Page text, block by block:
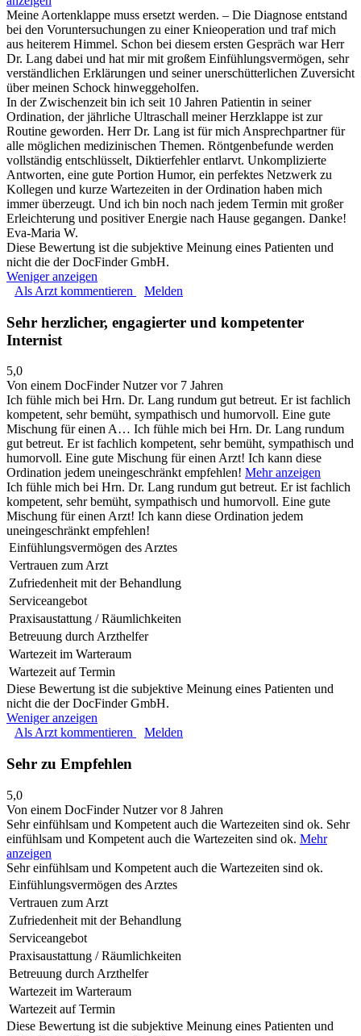
Meine Aortenklappe muss ersetzt werden. – Die Diagnose entstand
bei den Voruntersuchungen zu einer Knieoperation und traf mich
aus heiterem Himmel. Schon bei diesem ersten Gespräch war Herr
Dr. Lang dabei und hat mir mit großem Einfühlungsvermögen, sehr
verständlichen Erklärungen und seiner unerschütterlichen Zuversicht
über meinen Schock hinweggeholfen.
In der Zwischenzeit bin ich seit 10 Jahren Patientin in seiner
Ordination, der jährliche Ultraschall meiner Herzklappe ist zur
Routine geworden. Herr Dr. Lang ist für mich Ansprechpartner für
alle möglichen medizinischen Themen. Röntgenbefunde werden
vollständig entschlüsselt, Diktierfehler entlarvt. Unkomplizierte
Antworten, eine gute Portion Humor, ein perfektes Netzwerk zu
Kollegen und kurze Wartezeiten in der Ordination haben mich
immer überzeugt. Und ich bin noch nach jedem Termin mit großer
Erleichterung und positiver Energie nach Hause gegangen. Danke!
Eva-Maria W.
Diese Bewertung ist die subjektive Meinung eines Patienten und
nicht die der DocFinder GmbH.
Weniger anzeigen
Als Arzt kommentieren
Melden
Sehr herzlicher, engagierter und kompetenter
Internist
5,0
Von einem DocFinder Nutzervor 7 Jahren
Ich fühle mich bei Hrn. Dr. Lang rundum gut betreut. Er ist fachlich
kompetent, sehr bemüht, sympathisch und humorvoll. Eine gute
Mischung für einen A… Ich fühle mich bei Hrn. Dr. Lang rundum
gut betreut. Er ist fachlich kompetent, sehr bemüht, sympathisch und
humorvoll. Eine gute Mischung für einen Arzt! Ich kann diese
Ordination jedem uneingeschränkt empfehlen! Mehr anzeigen
Ich fühle mich bei Hrn. Dr. Lang rundum gut betreut. Er ist fachlich
kompetent, sehr bemüht, sympathisch und humorvoll. Eine gute
Mischung für einen Arzt! Ich kann diese Ordination jedem
uneingeschränkt empfehlen!
Einfühlungsvermögen des Arztes
Vertrauen zum Arzt
Zufriedenheit mit der Behandlung
Serviceangebot
Praxisaustattung / Räumlichkeiten
Betreuung durch Arzthelfer
Wartezeit im Warteraum
Wartezeit auf Termin
Diese Bewertung ist die subjektive Meinung eines Patienten und
nicht die der DocFinder GmbH.
Weniger anzeigen
Als Arzt kommentieren
Melden
Sehr zu Empfehlen
5,0
Von einem DocFinder Nutzervor 8 Jahren
Sehr einfühlsam und Kompetent auch die Wartezeiten sind ok. Sehr
einfühlsam und Kompetent auch die Wartezeiten sind ok. Mehr
anzeigen
Sehr einfühlsam und Kompetent auch die Wartezeiten sind ok.
Einfühlungsvermögen des Arztes
Vertrauen zum Arzt
Zufriedenheit mit der Behandlung
Serviceangebot
Praxisaustattung / Räumlichkeiten
Betreuung durch Arzthelfer
Wartezeit im Warteraum
Wartezeit auf Termin
Diese Bewertung ist die subjektive Meinung eines Patienten und